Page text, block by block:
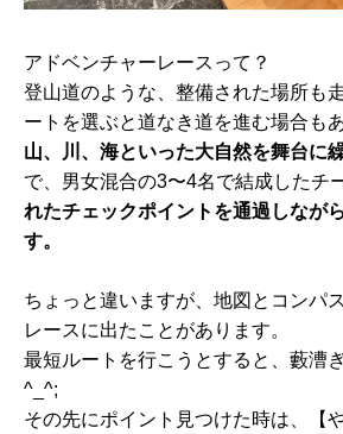
アドベンチャーレースって？
登山道のような、整備された場所も
ートを選ぶと道なき道を進む場合も
山、川、海といった大自然を舞台に
で、男女混合の3〜4名で結成したチ
れたチェックポイントを通過しなが
す。
ちょっと違いますが、地図とコンパ
レースに出たことがあります。
最短ルートを行こうとすると、藪漕
^_^;
その先にポイント見つけた時は、【